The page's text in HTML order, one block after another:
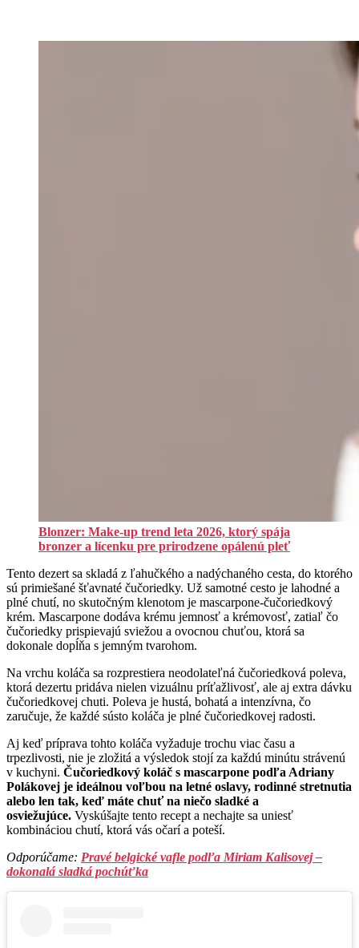
Blonzer: Make-up trend leta 2026, ktorý spája
bronzer a lícenku pre prirodzene opálenú pleť
Tento dezert sa skladá z ľahučkého a nadýchaného cesta, do ktorého
sú primiešané šťavnaté čučoriedky. Už samotné cesto je lahodné a
plné chutí, no skutočným klenotom je mascarpone-čučoriedkový
krém. Mascarpone dodáva krému jemnosť a krémovosť, zatiaľ čo
čučoriedky prispievajú sviežou a ovocnou chuťou, ktorá sa
dokonale dopĺňa s jemným tvarohom.
Na vrchu koláča sa rozprestiera neodolateľná čučoriedková poleva,
ktorá dezertu pridáva nielen vizuálnu príťažlivosť, ale aj extra dávku
čučoriedkovej chuti. Poleva je hustá, bohatá a intenzívna, čo
zaručuje, že každé sústo koláča je plné čučoriedkovej radosti.
Aj keď príprava tohto koláča vyžaduje trochu viac času a
trpezlivosti, nie je zložitá a výsledok stojí za každú minútu strávenú
v kuchyni. Čučoriedkový koláč s mascarpone podľa Adriany
Polákovej je ideálnou voľbou na letné oslavy, rodinné stretnutia
alebo len tak, keď máte chuť na niečo sladké a
osviežujúce. Vyskúšajte tento recept a nechajte sa uniesť
kombináciou chutí, ktorá vás očarí a poteší.
Odporúčame: Pravé belgické vafle podľa Miriam Kalisovej –
dokonalá sladká pochúťka